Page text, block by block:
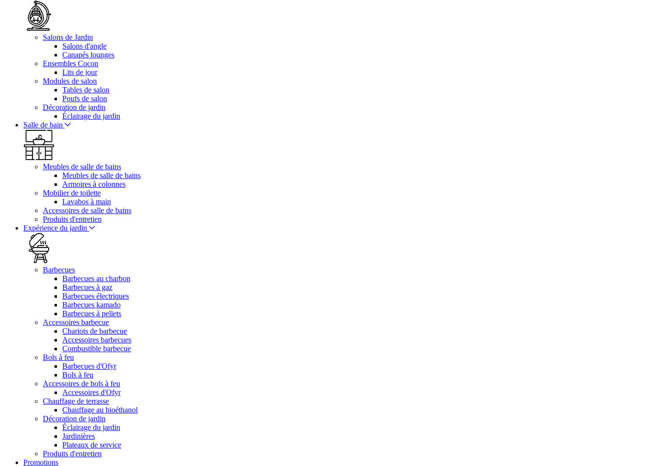
Salons de Jardin
Salons d'angle
Canapés lounges
Ensembles Cocon
Lits de jour
Modules de salon
Tables de salon
Poufs de salon
Décoration de jardin
Éclairage du jardin
Salle de bain
Meubles de salle de bains
Meubles de salle de bains
Armoires à colonnes
Mobilier de toilette
Lavabos à main
Accessoires de salle de bains
Produits d'entretien
Expérience du jardin
Barbecues
Barbecues au charbon
Barbecues à gaz
Barbecues électriques
Barbecues kamado
Barbecues à pellets
Accessoires barbecue
Chariots de barbecue
Accessoires barbecues
Combustible barbecue
Bols à feu
Barbecues d'Ofyr
Bols à feu
Accessoires de bols à feu
Accessoires d'Ofyr
Chauffage de terrasse
Chauffage au bioéthanol
Décoration de jardin
Éclairage du jardin
Jardinières
Plateaux de service
Produits d'entretien
Promotions